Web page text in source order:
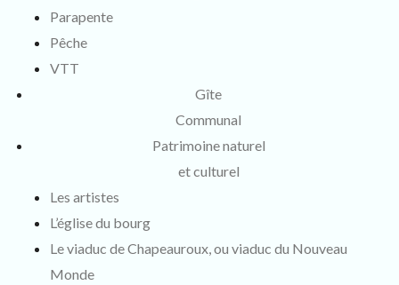
Parapente
Pêche
VTT
Gîte
Communal
Patrimoine naturel
et culturel
Les artistes
L’église du bourg
Le viaduc de Chapeauroux, ou viaduc du Nouveau
Monde